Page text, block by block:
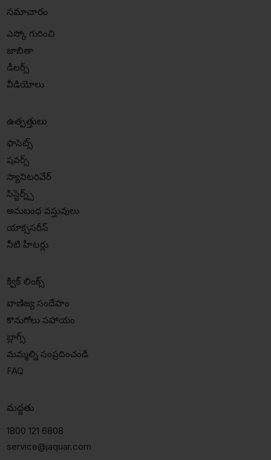
సమాచారం
ఎస్కో గురించి
జాబితా
డీలర్స్
వీడియోలు
ఉత్పత్తులు
ఫాసెట్స్
షవర్స్
స్యానిటరివేర్
సిస్టెర్న్స్
అనుబంధ వస్తువులు
యాక్ససరీస్
నీటి హీటర్లు
క్విక్ లింక్స్
వాణిజ్య సందేహం
కొనుగోలు సహాయం
బ్లాగ్స్
మమ్మల్ని సంప్రదించండి
FAQ
మద్దతు
1800 121 6808
service@jaquar.com